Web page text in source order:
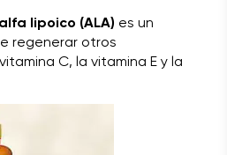
lipoico (ALA) es un
regenerar otros
C, la vitamina E y la